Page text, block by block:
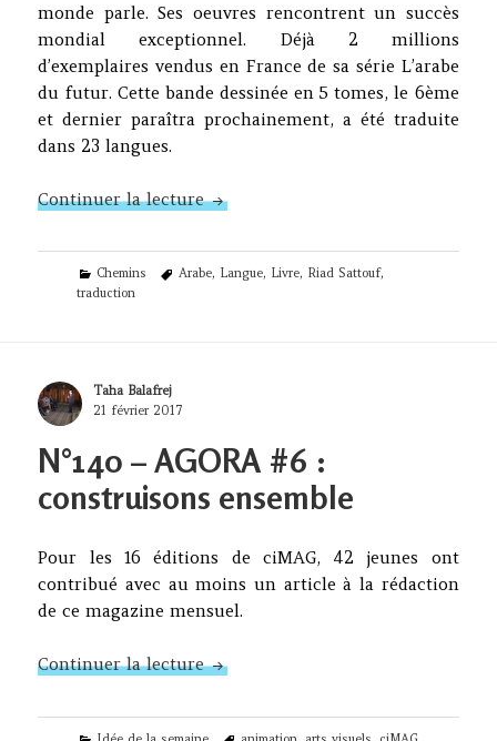
monde parle. Ses oeuvres rencontrent un succès
mondial exceptionnel. Déjà 2 millions
d’exemplaires vendus en France de sa série L’arabe
du futur. Cette bande dessinée en 5 tomes, le 6ème
et dernier paraîtra prochainement, a été traduite
dans 23 langues.
Continuer la lectureLes populations qui ne parlent
Categories
Chemins Tags
Arabe, Langue, Livre, Riad Sattouf,
traduction
Author
Taha Balafrej
Posted
21 février 2017
N°140 – AGORA #6 :
construisons ensemble
Pour les 16 éditions de ciMAG, 42 jeunes ont
contribué avec au moins un article à la rédaction
de ce magazine mensuel.
Continuer la lectureN°140 – AGORA #6 : construisons
Categories Tags